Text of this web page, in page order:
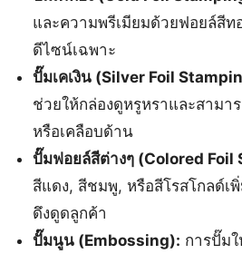
และความพรีเมียมด้วยฟอยล์สีท
ดีไซน์เฉพาะ
ปั๊มเคเงิน (Silver Foil
ช่วยให้กล่องดูหรูหราและสามาร
หรือเคลือบด้าน
ปั๊มฟอยล์สีต่างๆ (Colored
สีแดง, สีชมพู, หรือสีโรสโกลด์เ
ดึงดูดลูกค้า
ปั๊มนูน (Embossing): การปั๊ม